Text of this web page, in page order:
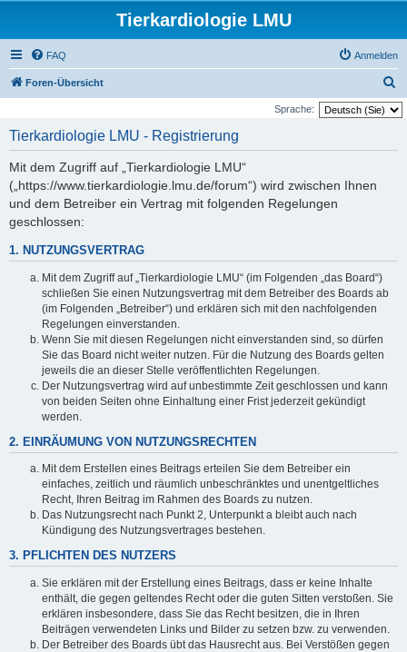
Tierkardiologie LMU
FAQ Anmelden
Foren-Übersicht
u
Sprache:
Tierkardiologie LMU - Registrierung
Mit dem Zugriff auf „Tierkardiologie LMU“
(„https://www.tierkardiologie.lmu.de/forum“) wird zwischen Ihnen
und dem Betreiber ein Vertrag mit folgenden Regelungen
geschlossen:
1. NUTZUNGSVERTRAG
Mit dem Zugriff auf „Tierkardiologie LMU“ (im Folgenden „das Board“)
schließen Sie einen Nutzungsvertrag mit dem Betreiber des Boards ab
(im Folgenden „Betreiber“) und erklären sich mit den nachfolgenden
Regelungen einverstanden.
Wenn Sie mit diesen Regelungen nicht einverstanden sind, so dürfen
Sie das Board nicht weiter nutzen. Für die Nutzung des Boards gelten
jeweils die an dieser Stelle veröffentlichten Regelungen.
Der Nutzungsvertrag wird auf unbestimmte Zeit geschlossen und kann
von beiden Seiten ohne Einhaltung einer Frist jederzeit gekündigt
werden.
2. EINRÄUMUNG VON NUTZUNGSRECHTEN
Mit dem Erstellen eines Beitrags erteilen Sie dem Betreiber ein
einfaches, zeitlich und räumlich unbeschränktes und unentgeltliches
Recht, Ihren Beitrag im Rahmen des Boards zu nutzen.
Das Nutzungsrecht nach Punkt 2, Unterpunkt a bleibt auch nach
Kündigung des Nutzungsvertrages bestehen.
3. PFLICHTEN DES NUTZERS
Sie erklären mit der Erstellung eines Beitrags, dass er keine Inhalte
enthält, die gegen geltendes Recht oder die guten Sitten verstoßen. Sie
erklären insbesondere, dass Sie das Recht besitzen, die in Ihren
Beiträgen verwendeten Links und Bilder zu setzen bzw. zu verwenden.
Der Betreiber des Boards übt das Hausrecht aus. Bei Verstößen gegen